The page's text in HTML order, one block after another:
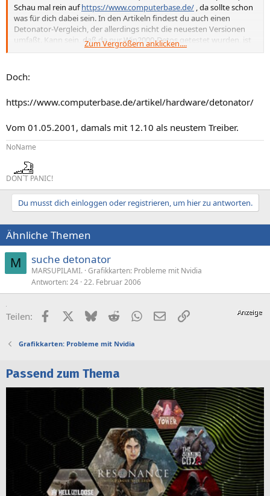
Schau mal rein aufhttps://www.computerbase.de/ , da sollte schon
was für dich dabei sein. In den Artikeln findest du auch einen
Detonator-Vergleich, der allerdings nicht die neuesten Versionen
umfaßt. Kann sein, daß da nur Win2000-Detos getestet wurden, ist
aber auf jeden Fall schonmal was wert.
Zum Vergrößern anklicken....
Doch:
https://www.computerbase.de/artikel/hardware/detonator/
Vom 01.05.2001, damals mit 12.10 als neustem Treiber.
NoName
DON´T PANIC!
Du musst dich einloggen oder registrieren, um hier zu antworten.
Ähnliche Themen
M suche detonator
MARSUPILAMI. Grafikkarten: Probleme mit Nvidia
Antworten 24 22. Februar 2006
Teilen: FacebookX (Twitter)
BlueskyRedditWhatsApp
E-MailLink
Grafikkarten: Probleme mit Nvidia
Passend zum Thema